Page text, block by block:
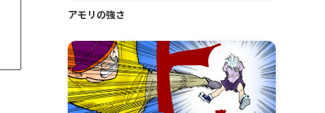
アモリの強さ